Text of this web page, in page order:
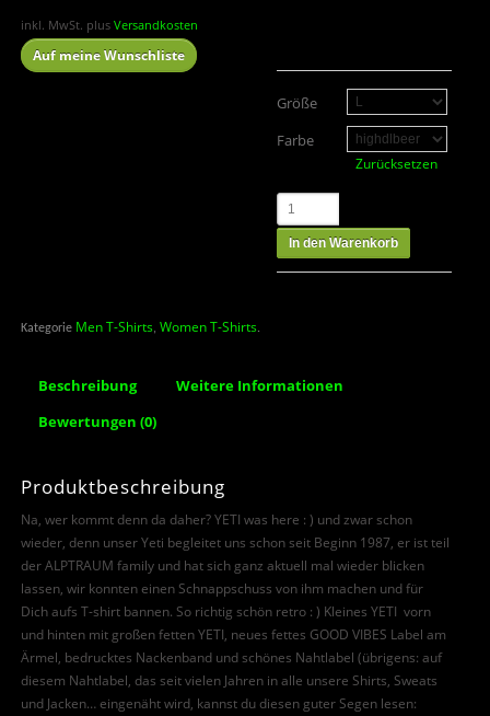
inkl. MwSt. plus Versandkosten
Größe
Farbe
Zurücksetzen
In den Warenkorb
Auf meine Wunschliste
Kategorie Men T-Shirts, Women T-Shirts.
Beschreibung
Weitere Informationen
Bewertungen (0)
Produktbeschreibung
Na, wer kommt denn da daher? YETI was here : ) und zwar schon
wieder, denn unser Yeti begleitet uns schon seit Beginn 1987, er ist teil
der ALPTRAUM family und hat sich ganz aktuell mal wieder blicken
lassen, wir konnten einen Schnappschuss von ihm machen und für
Dich aufs T-shirt bannen. So richtig schön retro : ) Kleines YETI vorn
und hinten mit großen fetten YETI, neues fettes GOOD VIBES Label am
Ärmel, bedrucktes Nackenband und schönes Nahtlabel (übrigens: auf
diesem Nahtlabel, das seit vielen Jahren in alle unsere Shirts, Sweats
und Jacken… eingenäht wird, kannst du diesen guter Segen lesen: